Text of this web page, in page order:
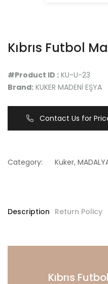
Kıbrıs Futbol
#Product ID : KU-U-23
Brand: KUKER MADENİ EŞYA
Contact Us for
Category: Kuker,
Description Return Policy
Kıbrıs